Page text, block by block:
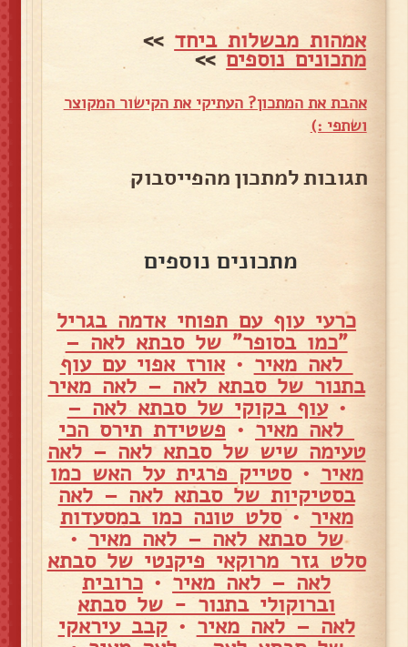
אמהות מבשלות ביחד >>
מתכונים נוספים>>
אהבת את המתכון? העתיקי את הקישור המקוצר
ושתפי :)
תגובות למתכון מהפייסבוק
מתכונים נוספים
כרעי עוף עם תפוחי אדמה בגריל
"כמו בסופר" של סבתא לאה –
לאה מאיר •אורז אפוי עם עוף
בתנור של סבתא לאה – לאה מאיר
•עוף בקוקי של סבתא לאה –
לאה מאיר • פשטידת תירס הכי
טעימה שיש של סבתא לאה – לאה
מאיר •סטייק פרגית על האש כמו
בסטיקיות של סבתא לאה – לאה
מאיר •סלט טונה כמו במסעדות
של סבתא לאה – לאה מאיר •
סלט גזר מרוקאי פיקנטי של סבתא
לאה – לאה מאיר • כרובית
וברוקולי בתנור - של סבתא
לאה – לאה מאיר •קבב עיראקי